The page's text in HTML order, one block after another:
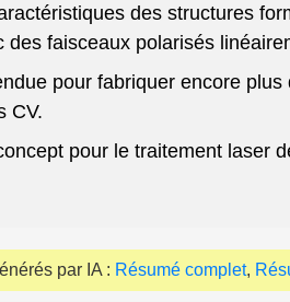
des structures
faisceaux polarisés
pour fabriquer encore
CV.
pour le traitement laser
par IA : Résumé complet,